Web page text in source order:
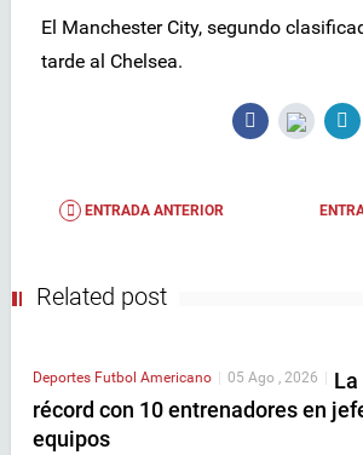
El Manchester City, segundo
tarde al Chelsea.
ENTRADA ANTERIOR
Related post
Deportes Futbol Americano 05 Ago , 2026
récord con 10 entrenadores en
equipos